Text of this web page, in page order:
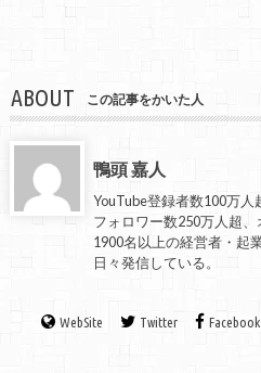
ABOUT この記事をかいた人
鴨頭 嘉人
YouTube登録者数100万人
フォロワー数250万人超
1900名以上の経営者・起
日々発信している。
WebSite Twitter Facebook